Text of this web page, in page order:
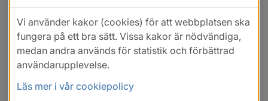
Vi använder kakor (cookies) för att webbplatsen ska
fungera på ett bra sätt. Vissa kakor är nödvändiga,
medan andra används för statistik och förbättrad
användarupplevelse.
Läs mer i vår cookiepolicy